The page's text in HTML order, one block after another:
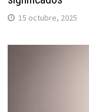
15 octubre, 2025